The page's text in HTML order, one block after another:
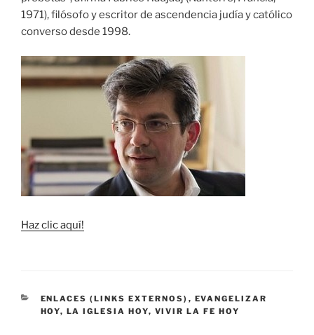
1971), filósofo y escritor de ascendencia judía y católico
converso desde 1998.
Haz clic aquí!
CATEGORÍAS
ENLACES (LINKS EXTERNOS) , EVANGELIZAR
HOY, LA IGLESIA HOY, VIVIR LA FE HOY